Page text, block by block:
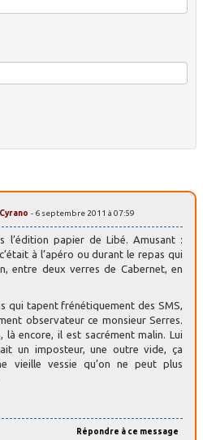
Cyrano - 6 septembre 2011 à 07:59
l’édition papier de Libé. Amusant :
à l’apéro ou durant le repas qui
entre deux verres de Cabernet, en
qui tapent frénétiquement des SMS,
observateur ce monsieur Serres.
encore, il est sacrément malin. Lui
un imposteur, une outre vide, ça
vieille vessie qu’on ne peut plus
Répondre à ce message